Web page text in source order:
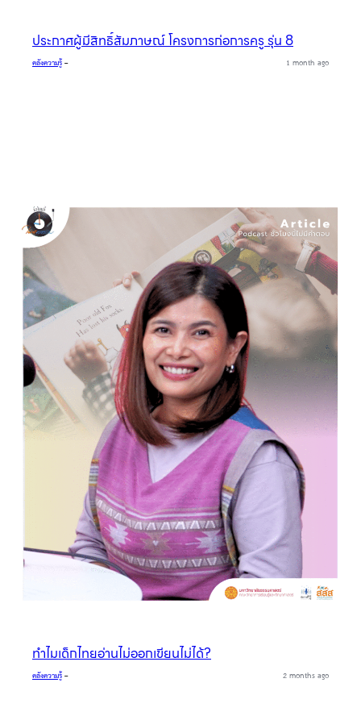
ประกาศผู้มีสิทธิ์สัมภาษณ์ โครงการก่อการครู รุ่น 8
คลังความรู้– 1 month ago
ทำไมเด็กไทยอ่านไม่ออกเขียนไม่ได้?
คลังความรู้– 2 months ago